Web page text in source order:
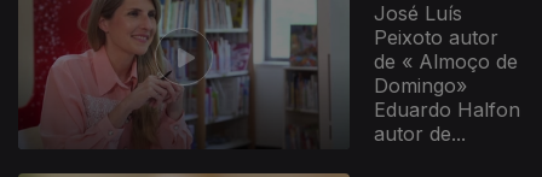
José Luís
Peixoto autor
de « Almoço de
Domingo»
Eduardo Halfon
autor de...